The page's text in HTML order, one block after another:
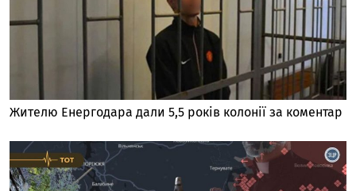
Жителю Енергодара дали 5,5 років колонії за коментар